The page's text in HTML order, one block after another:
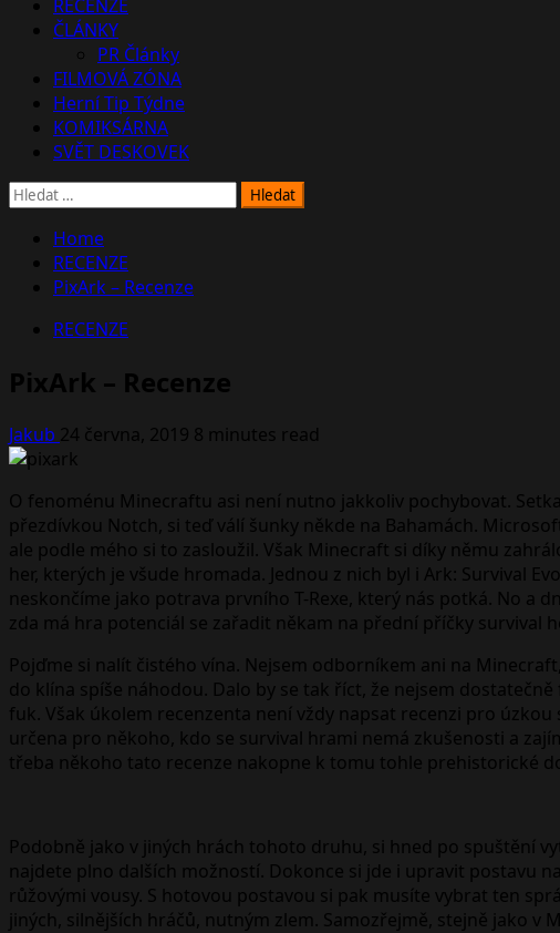
RECENZE
ČLÁNKY
PR Články
FILMOVÁ ZÓNA
Herní Tip Týdne
KOMIKSÁRNA
SVĚT DESKOVEK
Vyhledávání
Home
RECENZE
PixArk – Recenze
RECENZE
PixArk – Recenze
Jakub 24 června, 2019 8 minutes read
O fenoménu Minecraftu asi není nutno jakkoliv pochybovat.
přezdívkou Notch, si teď válí šunky někde na Bahamách.
ale podle mého si to zasloužil. Však Minecraft si díky němu
her, kterých je všude hromada. Jednou z nich byl i Ark: Survival
neskončíme jako potrava prvního T-Rexe, který nás potká. No a
zda má hra potenciál se zařadit někam na přední příčky survival
Pojďme si nalít čistého vína. Nejsem odborníkem ani na
do klína spíše náhodou. Dalo by se tak říct, že nejsem
fuk. Však úkolem recenzenta není vždy napsat recenzi pro
určena pro někoho, kdo se survival hrami nemá zkušenosti a
třeba někoho tato recenze nakopne k tomu tohle prehistorické
Podobně jako v jiných hrách tohoto druhu, si hned po spuštění
najdete plno dalších možností. Dokonce si jde i upravit postavu
růžovými vousy. S hotovou postavou si pak musíte vybrat ten
jiných, silnějších hráčů, nutným zlem. Samozřejmě, stejně jako